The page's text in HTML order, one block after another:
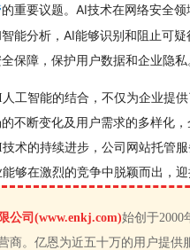
的重要议题。AI技术在网络安全
能分析，AI能够识别和阻止可
保障，保护用户数据和企业隐私
工智能的结合，不仅为企业提
不断变化及用户需求的多样化
术的持续进步，公司网站托管
够在激烈的竞争中脱颖而出，迎
公司(www.enkj.com)始创于2000
商。亿恩为近五十万的用户提